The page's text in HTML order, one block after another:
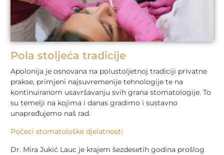
Pola stoljeća tradicije
Apolonija je osnovana na polustoljetnoj tradiciji privatne
prakse, primjeni najsuvremenije tehnologije te na
kontinuiranom usavršavanju svih grana stomatologije. To
su temelji na kojima i danas gradimo i sustavno
unapređujemo naš rad.
Počeci stomatološke djelatnosti
Dr. Mira Jukić Lauc je krajem šezdesetih godina prošlog